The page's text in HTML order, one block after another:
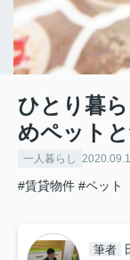
ひとり暮
めペット
一人暮らし
#賃貸物件 #ペット
筆者